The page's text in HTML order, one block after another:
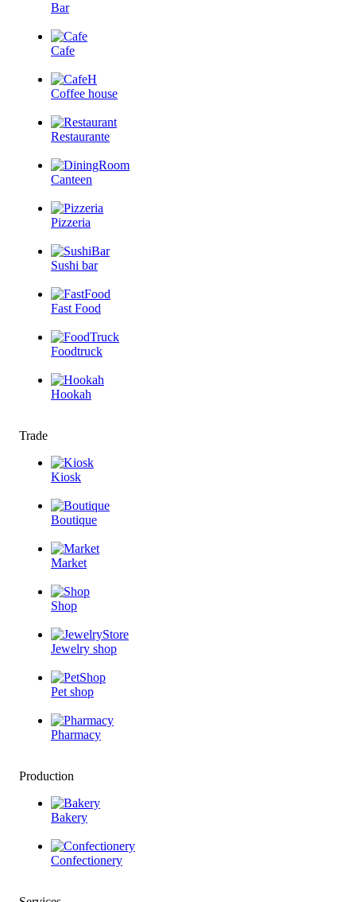
Bar
Cafe
Coffee house
Restaurante
Canteen
Pizzeria
Sushi bar
Fast Food
Foodtruck
Hookah
Trade
Kiosk
Boutique
Market
Shop
Jewelry shop
Pet shop
Pharmacy
Production
Bakery
Confectionery